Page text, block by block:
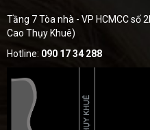
Tầng 7 Tòa nhà - VP HCMCC số
Cao Thụy Khuê)
Hotline: 090 17 34 288